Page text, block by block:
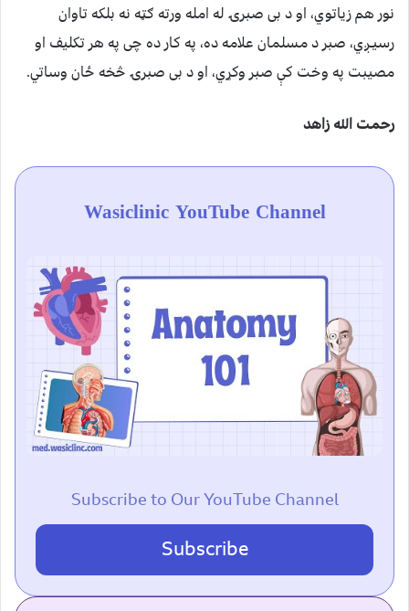
نور هم زیاتوي، او د بی صبرۍ له امله ورته ګټه نه بلکه تاوان
رسیـږي، صبر د مسلمان علامه ده، په کار ده چی په هر تکلیف او
مصیبت په وخت کې صبر وکړي، او د بی صبرۍ څخه ځان وساتي.
رحمت الله زاهد
Wasiclinic YouTube Channel
Subscribe to Our YouTube Channel
Subscribe